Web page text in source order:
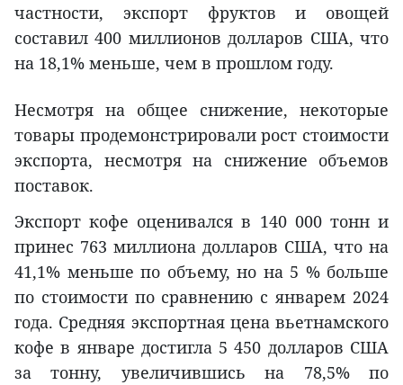
частности, экспорт фруктов и овощей
составил 400 миллионов долларов США, что
на 18,1% меньше, чем в прошлом году.
Несмотря на общее снижение, некоторые
товары продемонстрировали рост стоимости
экспорта, несмотря на снижение объемов
поставок.
Экспорт кофе оценивался в 140 000 тонн и
принес 763 миллиона долларов США, что на
41,1% меньше по объему, но на 5 % больше
по стоимости по сравнению с январем 2024
года. Средняя экспортная цена вьетнамского
кофе в январе достигла 5 450 долларов США
за тонну, увеличившись на 78,5% по